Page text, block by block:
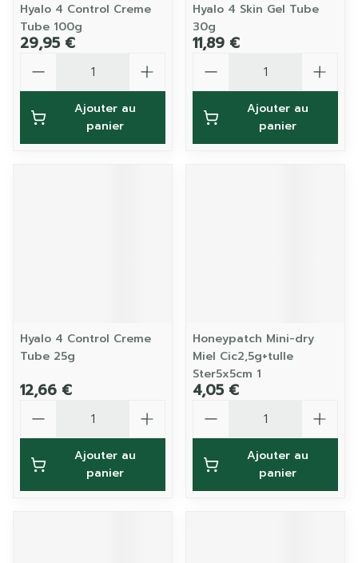
Hyalo 4 Control Creme
Tube 100g
29,95 €
Ajouter au
panier
Hyalo 4 Skin Gel Tube
30g
11,89 €
Ajouter au
panier
Hyalo 4 Control Creme
Tube 25g
12,66 €
Ajouter au
panier
Honeypatch Mini-dry
Miel Cic2,5g+tulle
Ster5x5cm 1
4,05 €
Ajouter au
panier